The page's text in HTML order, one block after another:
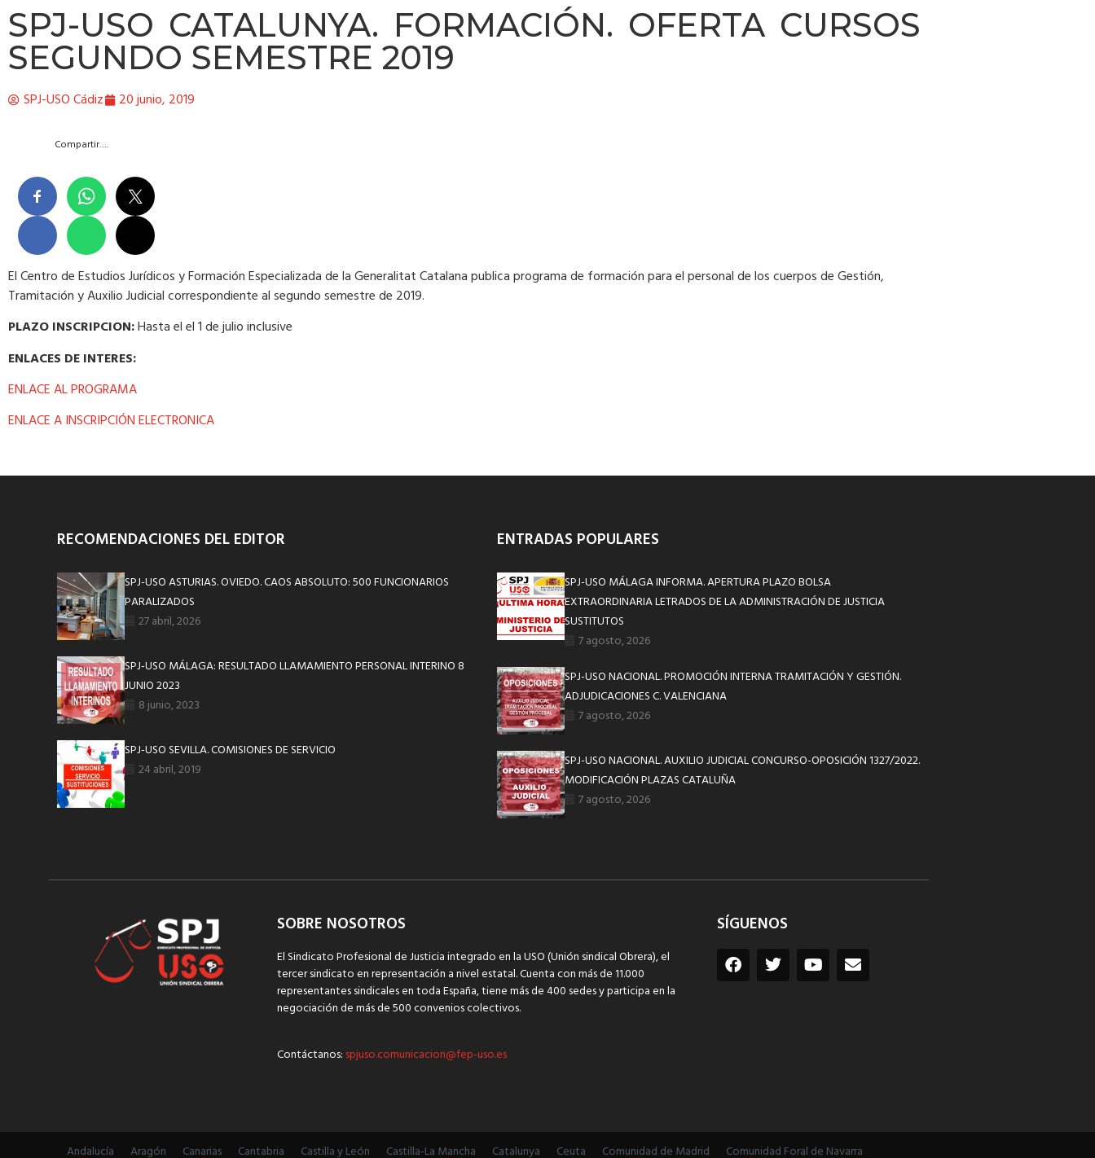
SPJ-USO CATALUNYA. FORMACIÓN. OFERTA CURSOS
SEGUNDO SEMESTRE 2019
SPJ-USO Cádiz 20 junio, 2019
Compartir….
El Centro de Estudios Jurídicos y Formación Especializada de la Generalitat Catalana publica programa de formación para el personal de los cuerpos de Gestión,
Tramitación y Auxilio Judicial correspondiente al segundo semestre de 2019.
PLAZO INSCRIPCION:Hasta el el 1 de julio inclusive
ENLACES DE INTERES:
ENLACE AL PROGRAMA
ENLACE A INSCRIPCIÓN ELECTRONICA
RECOMENDACIONES DEL EDITOR
SPJ-USO ASTURIAS. OVIEDO. CAOS ABSOLUTO: 500 FUNCIONARIOS
PARALIZADOS
27 abril, 2026
SPJ-USO MÁLAGA: RESULTADO LLAMAMIENTO PERSONAL INTERINO 8
JUNIO 2023
8 junio, 2023
SPJ-USO SEVILLA. COMISIONES DE SERVICIO
24 abril, 2019
ENTRADAS POPULARES
SPJ-USO MÁLAGA INFORMA. APERTURA PLAZO BOLSA
EXTRAORDINARIA LETRADOS DE LA ADMINISTRACIÓN DE JUSTICIA
SUSTITUTOS
7 agosto, 2026
SPJ-USO NACIONAL. PROMOCIÓN INTERNA TRAMITACIÓN Y GESTIÓN.
ADJUDICACIONES C. VALENCIANA
7 agosto, 2026
SPJ-USO NACIONAL. AUXILIO JUDICIAL CONCURSO-OPOSICIÓN 1327/2022.
MODIFICACIÓN PLAZAS CATALUÑA
7 agosto, 2026
SOBRE NOSOTROS
El Sindicato Profesional de Justicia integrado en la USO (Unión sindical Obrera), el
tercer sindicato en representación a nivel estatal. Cuenta con más de 11.000
representantes sindicales en toda España, tiene más de 400 sedes y participa en la
negociación de más de 500 convenios colectivos.
Contáctanos: spjuso.comunicacion@fep-uso.es
SÍGUENOS
Andalucía Aragón Canarias Cantabria Castilla y León Castilla-La Mancha Catalunya Ceuta Comunidad de Madrid Comunidad Foral de Navarra